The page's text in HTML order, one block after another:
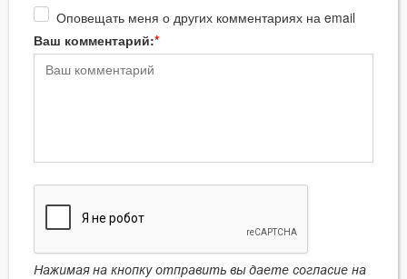
Оповещать меня о других комментариях на email
Ваш комментарий:
Нажимая на кнопку отправить вы даете согласие на